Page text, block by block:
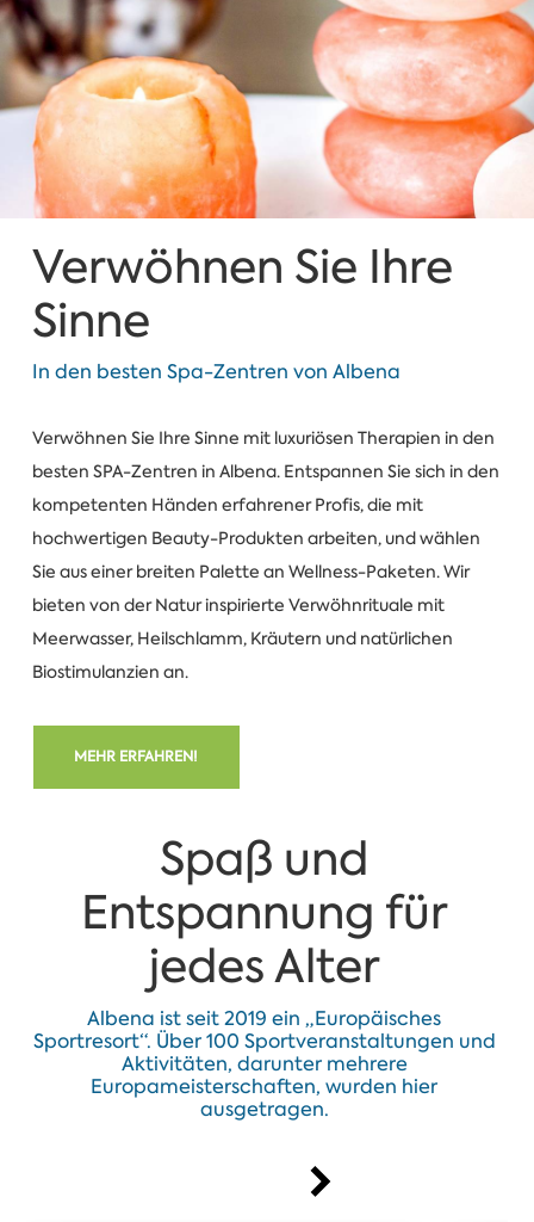
Verwöhnen Sie Ihre
Sinne
In den besten Spa-Zentren von Albena
Verwöhnen Sie Ihre Sinne mit luxuriösen Therapien in den
besten SPA-Zentren in Albena. Entspannen Sie sich in den
kompetenten Händen erfahrener Profis, die mit
hochwertigen Beauty-Produkten arbeiten, und wählen
Sie aus einer breiten Palette an Wellness-Paketen. Wir
bieten von der Natur inspirierte Verwöhnrituale mit
Meerwasser, Heilschlamm, Kräutern und natürlichen
Biostimulanzien an.
MEHR ERFAHREN!
Spaß und
Entspannung für
jedes Alter
Albena ist seit 2019 ein „Europäisches
Sportresort“. Über 100 Sportveranstaltungen und
Aktivitäten, darunter mehrere
Europameisterschaften, wurden hier
ausgetragen.